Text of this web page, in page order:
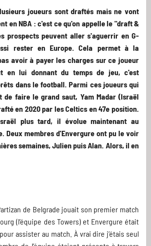
joueurs sont draftés mais ne vont
en NBA : c'est ce qu'on appelle le "draft &
prospects peuvent aller s'aguerrir en G-
rester en Europe. Cela permet à la
avoir à payer les charges sur ce joueur
en lui donnant du temps de jeu, c'est
dans le football. Parmi ces joueurs qui
de faire le grand saut, Yam Madar (Israël
en 2020 par les Celtics en 47e position.
plus tard, il évolue maintenant au
Deux membres d'Envergure ont pu le voir
semaines, Julien puis Alan. Alors, il en
de Belgrade jouait son premier match
(l’équipe des Towers) et Envergure était
assister au match. À vrai dire j’étais seul